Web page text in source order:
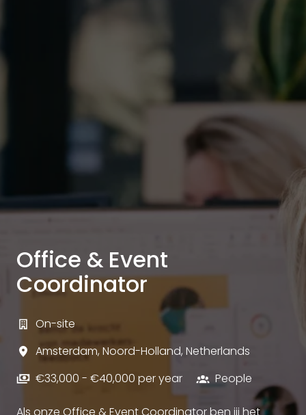
Office & Event
Coordinator
On-site
Amsterdam,Noord-Holland, Netherlands
€33,000 - €40,000 per year
People
Als onze Office & Event Coordinator ben jij het